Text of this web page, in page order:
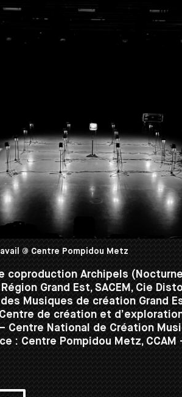
@ Centre Pompidou Metz
coproduction Archipels (No
Grand Est, SACEM, Cie
Musiques de création Grand
de création et
Centre National de Création
: Centre Pompidou Metz, CCAM